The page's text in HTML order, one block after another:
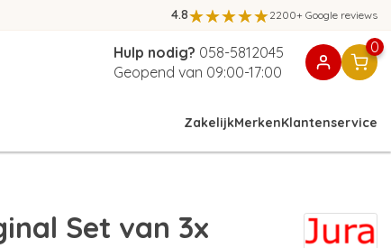
4.8 2200+ Google reviews
Hulp nodig? 058-5812045
Geopend van 09:00-17:00
0
ZakelijkMerkenKlantenservice
Set van 3x